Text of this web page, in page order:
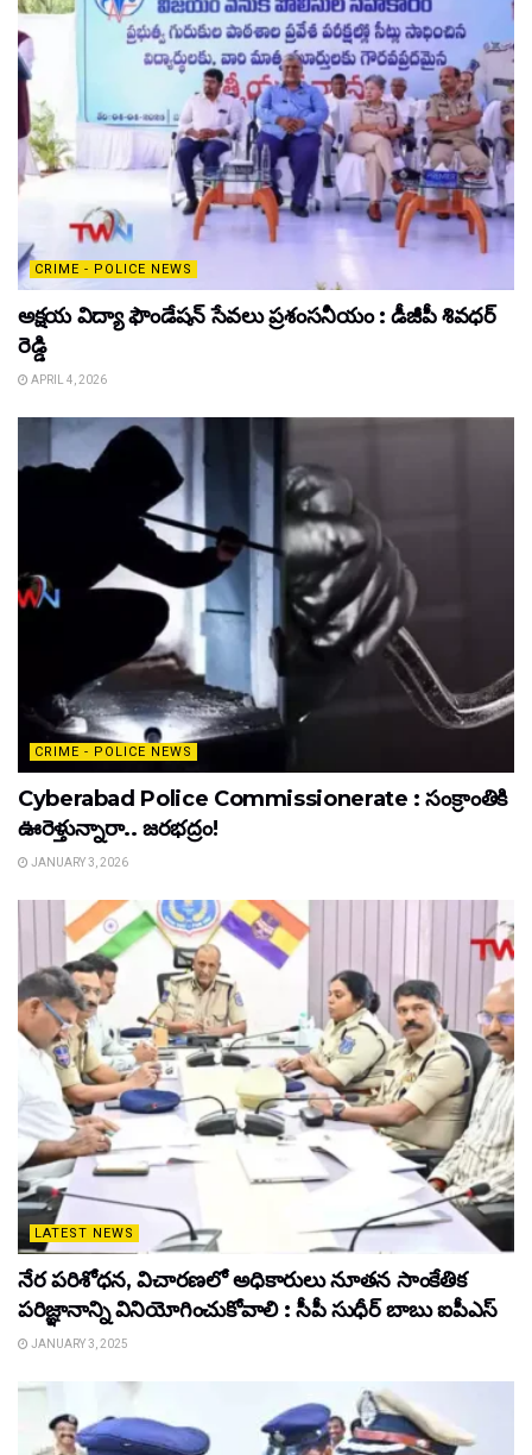
CRIME - POLICE NEWS
అక్షయ విద్యా ఫౌండేషన్ సేవలు ప్రశంసనీయం : డీజీపీ శివధర్
రెడ్డి
APRIL 4, 2026
CRIME - POLICE NEWS
Cyberabad Police Commissionerate : సంక్రాంతికి
ఊరెళ్తున్నారా.. జరభద్రం!
JANUARY 3, 2026
LATEST NEWS
నేర పరిశోధన, విచారణలో అధికారులు నూతన సాంకేతిక
పరిజ్ఞానాన్ని వినియోగించుకోవాలి : సీపీ సుధీర్ బాబు ఐపీఎస్
JANUARY 3, 2025